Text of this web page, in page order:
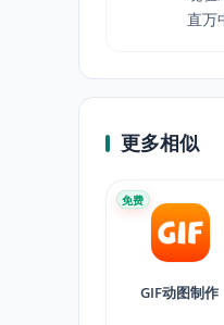
直万
更多相似
GIF动图制作
免费